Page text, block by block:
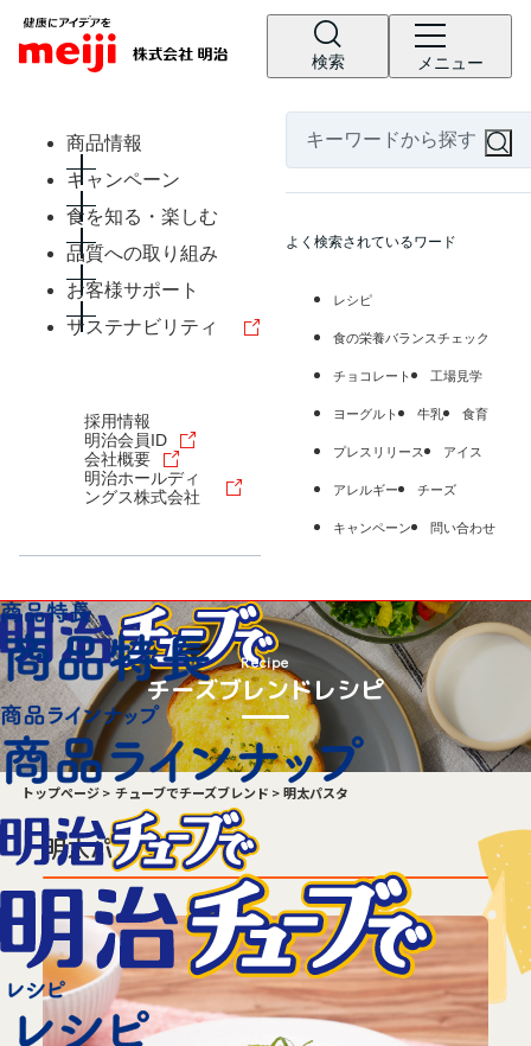
検索 メニュー
商品情報
キャンペーン
食を知る・楽しむ
品質への取り組み
お客様サポート
サステナビリティ
採用情報
明治会員ID
会社概要
明治ホールディ
ングス株式会社
よく検索されているワード
レシピ
食の栄養バランスチェック
チョコレート 工場見学
ヨーグルト 牛乳 食育
プレスリリース アイス
アレルギー チーズ
キャンペーン 問い合わせ
Recipe
チーズブレンドレシピ
トップページ チューブでチーズブレンド 明太パスタ
明太パスタ